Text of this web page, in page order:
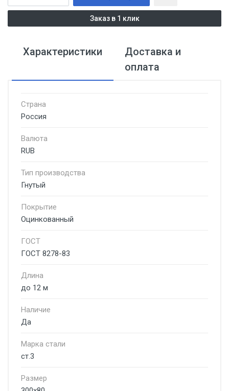
Заказ в 1 клик
Характеристики
Доставка и
оплата
Страна
Россия
Валюта
RUB
Тип производства
Гнутый
Покрытие
Оцинкованный
ГОСТ
ГОСТ 8278-83
Длина
до 12 м
Наличие
Да
Марка стали
ст.3
Размер